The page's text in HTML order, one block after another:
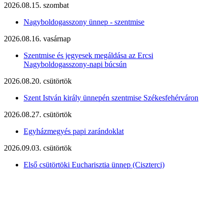
2026.08.15. szombat
Nagyboldogasszony ünnep - szentmise
2026.08.16. vasárnap
Szentmise és jegyesek megáldása az Ercsi
Nagyboldogasszony-napi búcsún
2026.08.20. csütörtök
Szent István király ünnepén szentmise Székesfehérváron
2026.08.27. csütörtök
Egyházmegyés papi zarándoklat
2026.09.03. csütörtök
Első csütörtöki Eucharisztia ünnep (Ciszterci)